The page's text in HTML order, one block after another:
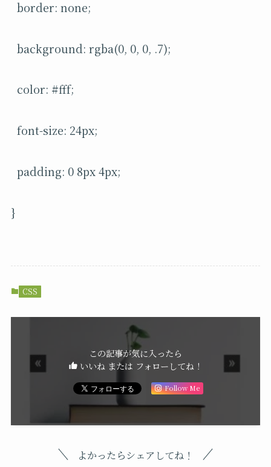
border: none;
background: rgba(0, 0, 0, .7);
color: #fff;
font-size: 24px;
padding: 0 8px 4px;
}
CSS
この記事が気に入ったら
いいね または フォローしてね！
Follow Me
よかったらシェアしてね！